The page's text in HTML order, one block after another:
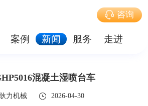
咨询
案例 新闻 服务 走进
混凝土湿喷台车
力机械
2026-04-30